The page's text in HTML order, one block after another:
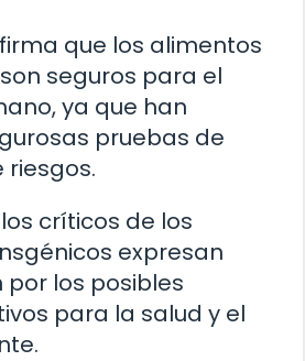
que los alimentos
seguros para el
ya que han
pruebas de
riesgos.
críticos de los
expresan
los posibles
para la salud y el